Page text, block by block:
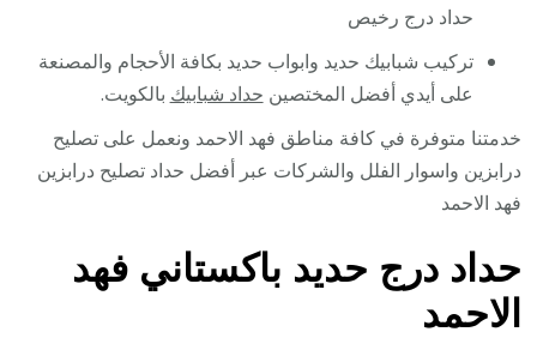
حداد درج رخيص
تركيب شبابيك حديد وابواب حديد بكافة الأحجام والمصنعة
على أيدي أفضل المختصين حداد شبابيك بالكويت.
خدمتنا متوفرة في كافة مناطق فهد الاحمد ونعمل على تصليح
درابزين واسوار الفلل والشركات عبر أفضل حداد تصليح درابزين
فهد الاحمد
حداد درج حديد باكستاني فهد
الاحمد